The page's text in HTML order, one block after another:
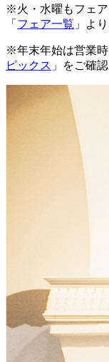
※火・水曜もフェ
「 フェア一覧 」よ
※年末年始は営業時
ピックス 」をご確